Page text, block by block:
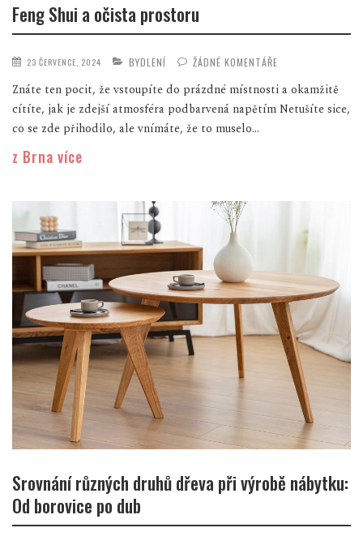
Feng Shui a očista prostoru
23 ČERVENCE, 2024 BYDLENÍ ŽÁDNÉ KOMENTÁŘE
Znáte ten pocit, že vstoupíte do prázdné místnosti a okamžitě
cítíte, jak je zdejší atmosféra podbarvená napětím Netušíte sice,
co se zde přihodilo, ale vnímáte, že to muselo...
z Brna více
Srovnání různých druhů dřeva při výrobě nábytku:
Od borovice po dub